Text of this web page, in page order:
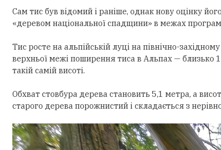
Сам тис був відомий і раніше, однак нову оцінку
«деревом національної спадщини» в межах
Тис росте на альпійській луці на північно-
верхньої межі поширення тиса в Альпах — близько 1
такій самій висоті.
Обхват стовбура дерева становить 5,1 метра, а
старого дерева порожнистий і складається з